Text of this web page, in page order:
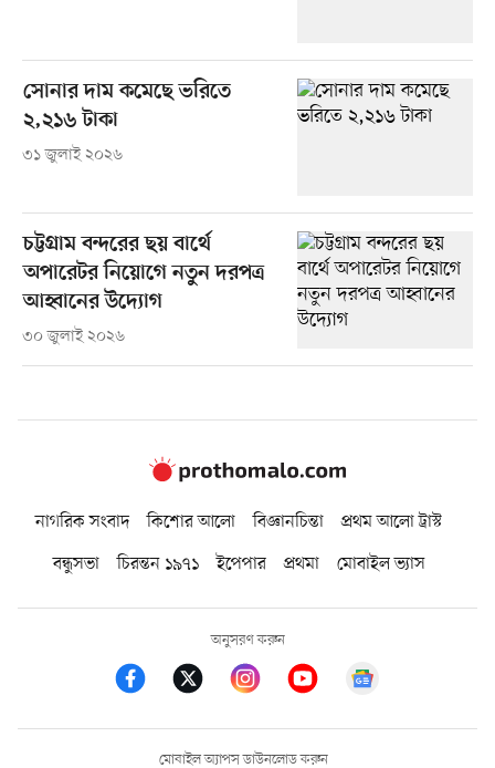
সোনার দাম কমেছে ভরিতে
২,২১৬ টাকা
৩১ জুলাই ২০২৬
চট্টগ্রাম বন্দরের ছয় বার্থে
অপারেটর নিয়োগে নতুন দরপত্র
আহ্বানের উদ্যোগ
৩০ জুলাই ২০২৬
নাগরিক সংবাদ কিশোর আলো বিজ্ঞানচিন্তা
প্রথম আলো ট্রাস্ট
বন্ধুসভা
চিরন্তন ১৯৭১ ইপেপার প্রথমা মোবাইল ভ্যাস
অনুসরণ করুন
মোবাইল অ্যাপস ডাউনলোড করুন